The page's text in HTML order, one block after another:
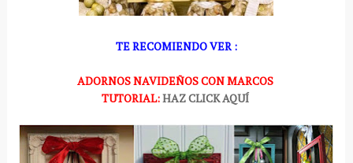
TE RECOMIENDO VER :
ADORNOS NAVIDEÑOS CON MARCOS
TUTORIAL:HAZ CLICK AQUÍ